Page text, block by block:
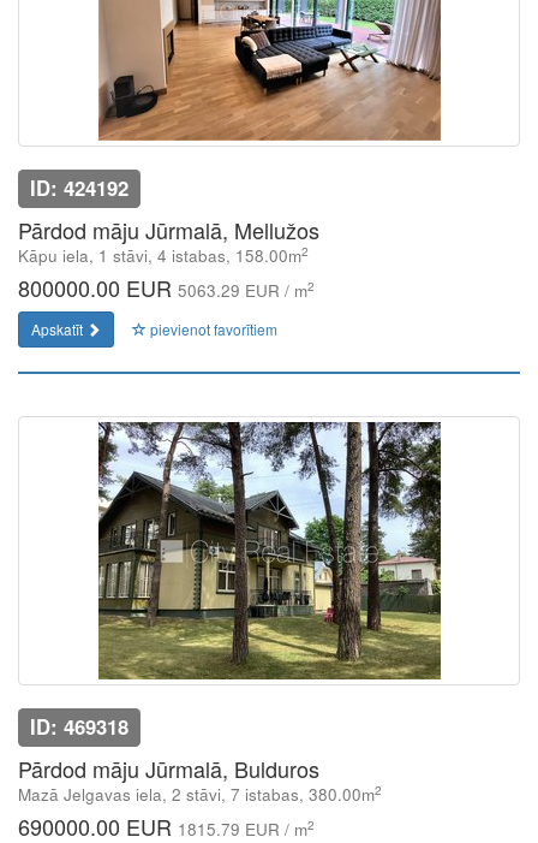
ID: 424192
Pārdod māju Jūrmalā, Mellužos
Kāpu iela, 1 stāvi, 4 istabas, 158.00m2
800000.00 EUR 5063.29 EUR / m2
Apskatīt pievienot favorītiem
ID: 469318
Pārdod māju Jūrmalā, Bulduros
Mazā Jelgavas iela, 2 stāvi, 7 istabas, 380.00m2
690000.00 EUR 1815.79 EUR / m2